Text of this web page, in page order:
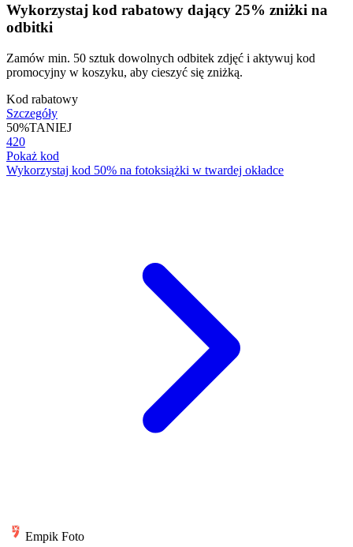
Wykorzystaj kod rabatowy dający 25% zniżki na
odbitki
Zamów min. 50 sztuk dowolnych odbitek zdjęć i aktywuj kod
promocyjny w koszyku, aby cieszyć się zniżką.
Kod rabatowy
Szczegóły
50%TANIEJ
420
Pokaż kod
Wykorzystaj kod 50% na fotoksiążki w twardej okładce
Empik Foto